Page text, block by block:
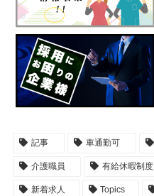
記事 車通勤可
介護職員 有給休暇制度
新着求人 Topics